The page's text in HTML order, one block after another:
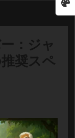
：ジャ
奨スペ